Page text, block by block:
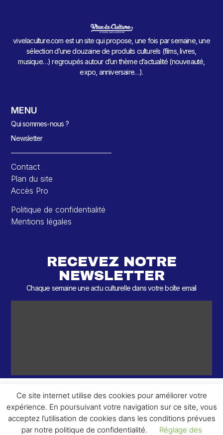
vivelaculture.com est un site qui propose, une fois par semaine, une
sélection d’une douzaine de produits culturels (films, livres,
musique…) regroupés autour d’un thème d’actualité (nouveauté,
expo, anniversaire…).
MENU
Qui sommes-nous ?
Newsletter
Contact
Plan du site
Accès Pro
Politique de confidentialité
Mentions légales
RECEVEZ NOTRE
NEWSLETTER
Chaque semaine une actu culturelle dans votre boîte email
© 2026 – 2 ème Round – Tous droits réservés.
Ce site internet utilise des cookies pour améliorer votre
expérience. En poursuivant votre navigation sur ce site, vous
acceptez l’utilisation de cookies dans les conditions prévues
par notre politique de confidentialité.
Réglage des